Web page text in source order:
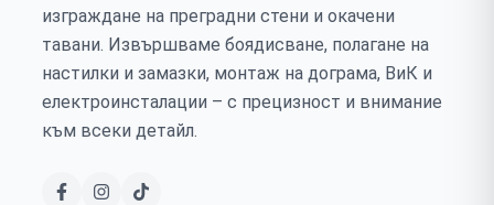
изграждане на преградни стени и окачени
тавани. Извършваме боядисване, полагане на
настилки и замазки, монтаж на дограма, ВиК и
електроинсталации – с прецизност и внимание
към всеки детайл.